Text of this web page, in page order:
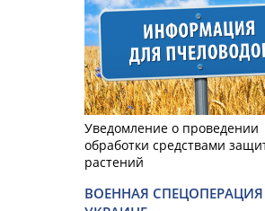
Уведомление о проведении
обработки средствами
растений
ВОЕННАЯ